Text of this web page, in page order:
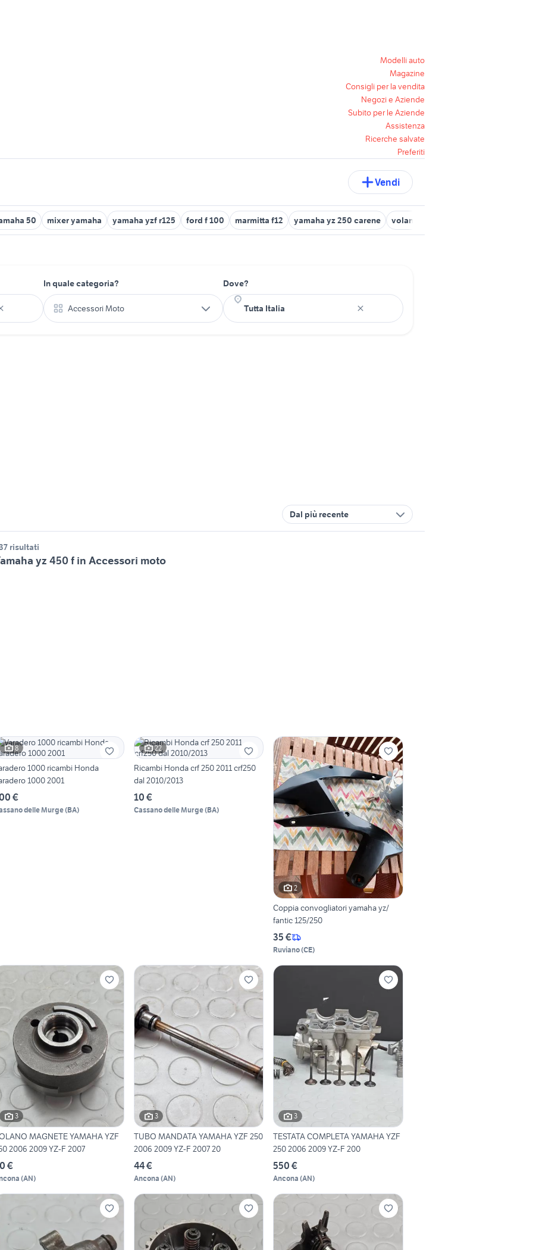
Modelli auto
Magazine
Consigli per la vendita
Negozi e Aziende
Subito per le Aziende
Assistenza
Ricerche salvate
Preferiti
Vendi
50 mixer yamaha yamaha yzf r125 ford f 100 marmitta f12 yamaha yz 250 carene volante smart 450
In quale categoria?
Accessori Moto
Dove?
Dal più recente
risultati
yz 450 f in Accessori moto
8
1000 ricambi Honda
1000 2001
€
delle Murge(BA)
22
Ricambi Honda crf 250 2011 crf250
dal 2010/2013
10 €
Cassano delle Murge(BA)
2
Coppia convogliatori yamaha yz/
fantic 125/250
35 €
Ruviano(CE)
3
MAGNETE YAMAHA YZF
2006 2009 YZ-F 2007
€
(AN)
3
TUBO MANDATA YAMAHA YZF 250
2006 2009 YZ-F 2007 20
44 €
Ancona (AN)
3
TESTATA COMPLETA YAMAHA YZF
250 2006 2009 YZ-F 200
550 €
Ancona (AN)